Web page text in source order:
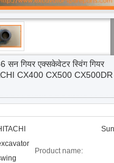
सन गियर एक्सकेवेटर स्विंग गियर
CX400 CX500 CX500DR
Product name: